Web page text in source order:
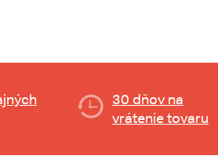
30 dňov na
vrátenie tovaru